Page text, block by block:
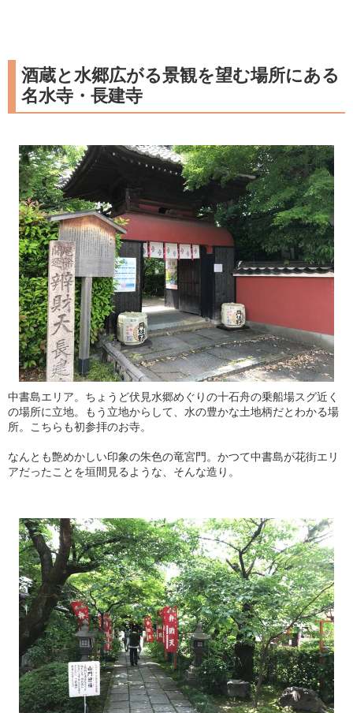
酒蔵と水郷広がる景観を望む場所にある
名水寺・長建寺
中書島エリア。ちょうど伏見水郷めぐりの十石舟の乗船場スグ近く
の場所に立地。もう立地からして、水の豊かな土地柄だとわかる場
所。こちらも初参拝のお寺。
なんとも艶めかしい印象の朱色の竜宮門。かつて中書島が花街エリ
アだったことを垣間見るような、そんな造り。